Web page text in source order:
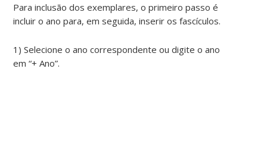
Para inclusão dos exemplares, o primeiro passo é
incluir o ano para, em seguida, inserir os fascículos.
1) Selecione o ano correspondente ou digite o ano
em “+ Ano”.